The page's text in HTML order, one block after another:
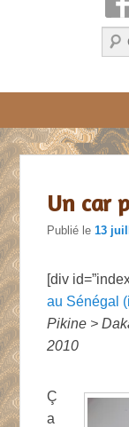
Un car
Publié le13
[div
au Sénégal
Pikine >
2010
Ç
a